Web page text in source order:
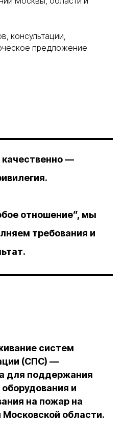
консультации,
предложение
—
отношение”, мы
требования и
систем
(СПС) —
для поддержания
и
на пожар на
Московской области.